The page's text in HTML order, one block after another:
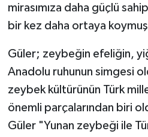
mirasımıza daha güçlü
bir kez daha ortaya
Güler; zeybeğin efeliğin,
Anadolu ruhunun simgesi
zeybek kültürünün Türk
önemli parçalarından biri
Güler "Yunan zeybeği ile